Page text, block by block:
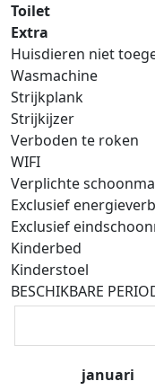
Toilet
Extra
Huisdieren niet
Wasmachine
Strijkplank
Strijkijzer
Verboden te roken
WIFI
Verplichte
Exclusief
Exclusief
Kinderbed
Kinderstoel
BESCHIKBARE
januari